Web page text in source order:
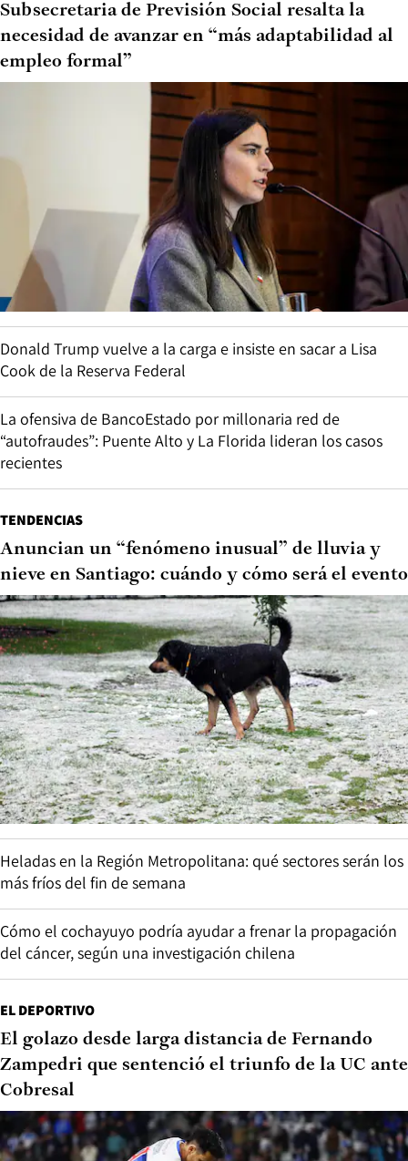
Subsecretaria de Previsión Social resalta la
necesidad de avanzar en “más adaptabilidad al
empleo formal”
Donald Trump vuelve a la carga e insiste en sacar a Lisa
Cook de la Reserva Federal
La ofensiva de BancoEstado por millonaria red de
“autofraudes”: Puente Alto y La Florida lideran los casos
recientes
TENDENCIAS
Anuncian un “fenómeno inusual” de lluvia y
nieve en Santiago: cuándo y cómo será el evento
Heladas en la Región Metropolitana: qué sectores serán los
más fríos del fin de semana
Cómo el cochayuyo podría ayudar a frenar la propagación
del cáncer, según una investigación chilena
EL DEPORTIVO
El golazo desde larga distancia de Fernando
Zampedri que sentenció el triunfo de la UC ante
Cobresal